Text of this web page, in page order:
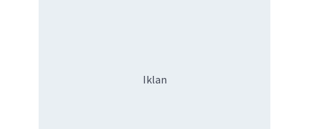
Iklan